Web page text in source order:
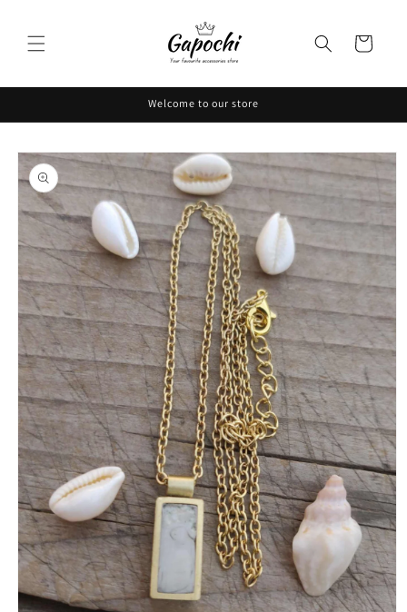
Cart
Welcome to our store
Skip to
product
information